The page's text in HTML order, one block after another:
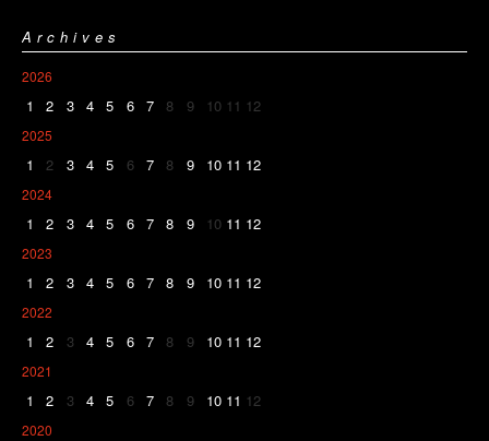
Archives
2026
1 2 3 4 5 6 7 8 9 10 11 12
2025
1 2 3 4 5 6 7 8 9 10 11 12
2024
1 2 3 4 5 6 7 8 9 10 11 12
2023
1 2 3 4 5 6 7 8 9 10 11 12
2022
1 2 3 4 5 6 7 8 9 10 11 12
2021
1 2 3 4 5 6 7 8 9 10 11 12
2020